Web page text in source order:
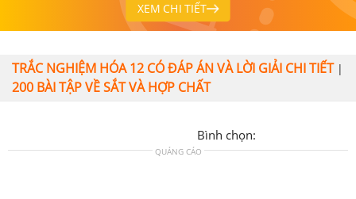
XEM CHI TIẾT
TRẮC NGHIỆM HÓA 12 CÓ ĐÁP ÁN VÀ LỜI GIẢI CHI TIẾT|
200 BÀI TẬP VỀ SẮT VÀ HỢP CHẤT
Bình chọn:
QUẢNG CÁO